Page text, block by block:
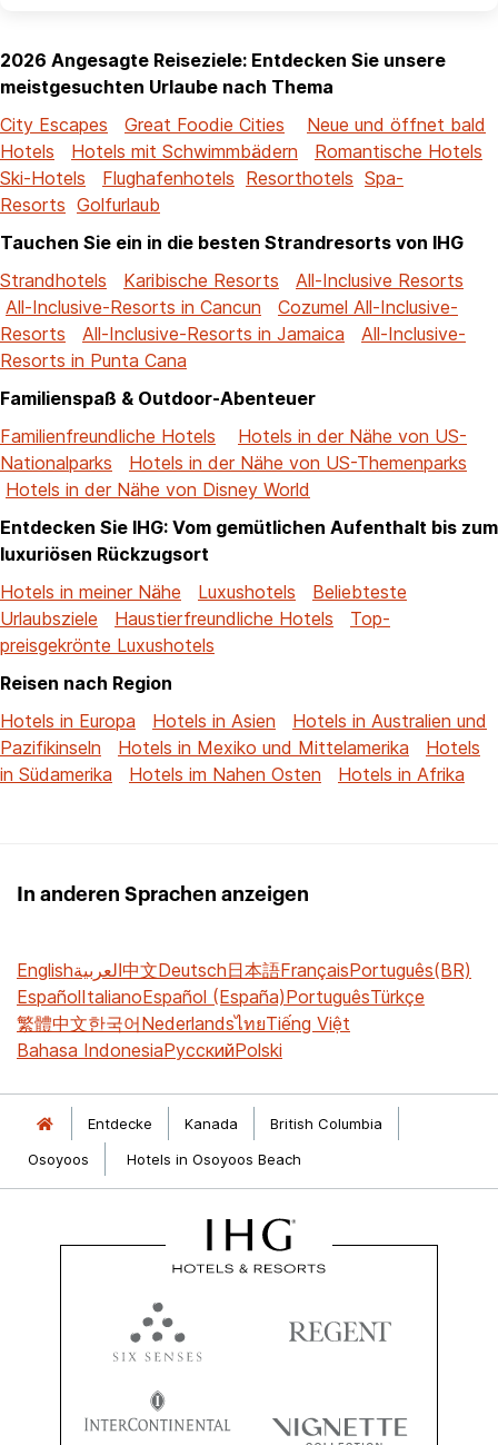
2026 Angesagte Reiseziele: Entdecken Sie unsere
meistgesuchten Urlaube nach Thema
City Escapes
Great Foodie Cities
Neue und öffnet bald
Hotels
Hotels mit Schwimmbädern
Romantische Hotels
Ski-Hotels
Flughafenhotels Resorthotels Spa-
Resorts Golfurlaub
Tauchen Sie ein in die besten Strandresorts von IHG
Strandhotels
Karibische Resorts
All-Inclusive Resorts
All-Inclusive-Resorts in Cancun
Cozumel All-Inclusive-
Resorts
All-Inclusive-Resorts in Jamaica
All-Inclusive-
Resorts in Punta Cana
Familienspaß & Outdoor-Abenteuer
Familienfreundliche Hotels
Hotels in der Nähe von US-
Nationalparks
Hotels in der Nähe von US-Themenparks
Hotels in der Nähe von Disney World
Entdecken Sie IHG: Vom gemütlichen Aufenthalt bis zum
luxuriösen Rückzugsort
Hotels in meiner Nähe
Luxushotels
Beliebteste
Urlaubsziele
Haustierfreundliche Hotels
Top-
preisgekrönte Luxushotels
Reisen nach Region
Hotels in Europa
Hotels in Asien
Hotels in Australien und
Pazifikinseln
Hotels in Mexiko und Mittelamerika
Hotels
in Südamerika
Hotels im Nahen Osten Hotels in Afrika
In anderen Sprachen anzeigen
Englishالعربية中文Deutsch日本語FrançaisPortuguês(BR)
EspañolItalianoEspañol (España)PortuguêsTürkçe
繁體中文한국어NederlandsไทยTiếng Việt
Bahasa IndonesiaРусскийPolski
Entdecke Kanada
British Columbia
Osoyoos
Hotels in Osoyoos Beach